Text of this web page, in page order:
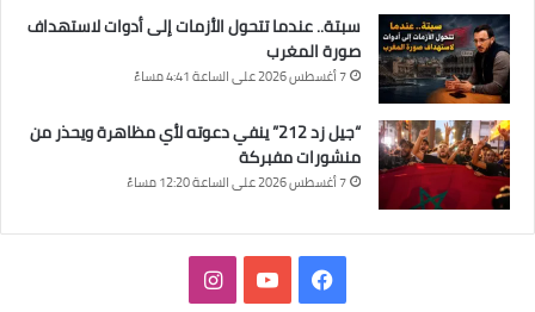
سبتة.. عندما تتحول الأزمات إلى أدوات لاستهداف
صورة المغرب
7 أغسطس 2026 على الساعة 4:41 مساءً
“جيل زد 212” ينفي دعوته لأي مظاهرة ويحذر من
منشورات مفبركة
7 أغسطس 2026 على الساعة 12:20 مساءً
فيسبوك‫YouTubeانستقرام